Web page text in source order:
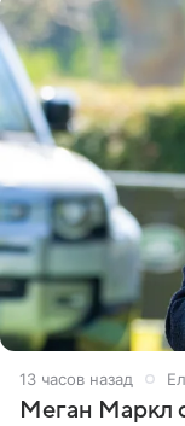
13 часов назад
Меган Маркл